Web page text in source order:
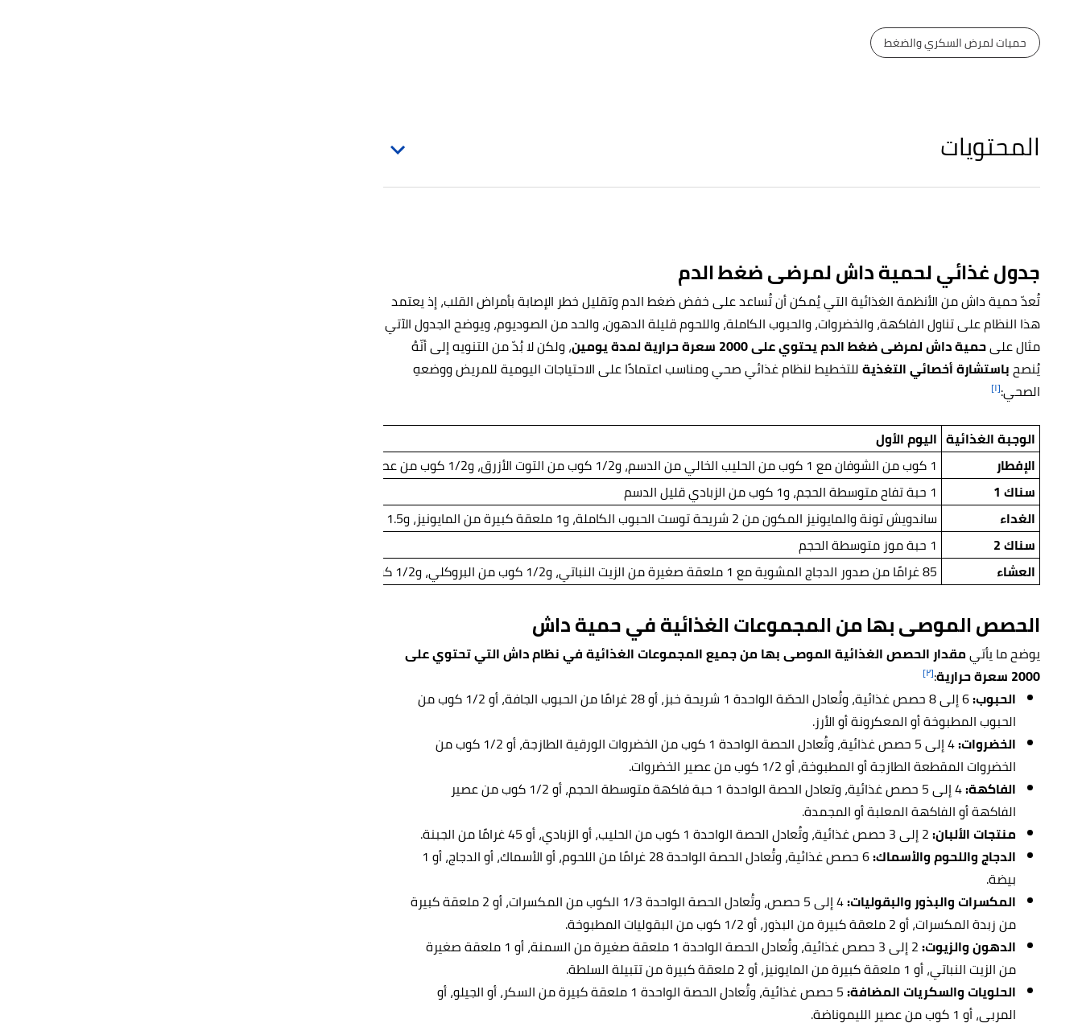
حميات لمرض السكري والضغط
المحتويات
جدول غذائي لحمية داش لمرضى ضغط الدم
تُعدّ حمية داش من الأنظمة الغذائية التي يُمكن أن تُساعد على خفض ضغط الدم وتقليل خطر الإصابة بأمراض القلب، إذ يعتمد
هذا النظام على تناول الفاكهة، والخضروات، والحبوب الكاملة، واللحوم قليلة الدهون، والحد من الصوديوم، ويوضح الجدول الآتي
مثال علىحمية داش لمرضى ضغط الدم يحتوي على 2000 سعرة حرارية لمدة يومين
، ولكن لا بُدّ من التنويه إلى أنّهُ
يُنصحباستشارة أخصائي التغذيةللتخطيط لنظام غذائي صحي ومناسب اعتمادًا على الاحتياجات اليومية للمريض ووضعهِ
الصحي:[١]
الوجبة الغذائية اليوم الأول
الإفطار
1 كوب من الشوفان مع 1 كوب من الحليب الخالي من الدسم، و1/2 كوب من التوت الأزرق، و1/2 كوب من عصير البرتقال
سناك 1
1 حبة تفاح متوسطة الحجم، و1 كوب من الزبادي قليل الدسم
الغداء
ساندويش تونة والمايونيز المكون من 2 شريحة توست الحبوب الكاملة، و1 ملعقة كبيرة من المايونيز، و1.5 كوب من سلطة الخضروات الخضراء، و80 غرامًا من التونة المعلبة
سناك 2
1 حبة موز متوسطة الحجم
العشاء
85 غرامًا من صدور الدجاج المشوية مع 1 ملعقة صغيرة من الزيت النباتي، و1/2 كوب من البروكلي، و1/2 كوب من الجزر، و1 كوب من الأرز البني المطهو
الحصص الموصى بها من المجموعات الغذائية في حمية داش
يوضح ما يأتيمقدار الحصص الغذائية الموصى بها من جميع المجموعات الغذائية في نظام داش التي تحتوي على
2000 سعرة حرارية
:[٢]
الحبوب:
6 إلى 8 حصص غذائية، وتُعادل الحصّة الواحدة 1 شريحة خبز، أو 28 غرامًا من الحبوب الجافة، أو 1/2 كوب من
الحبوب المطبوخة أو المعكرونة أو الأرز.
الخضروات:
4 إلى 5 حصص غذائية، وتُعادل الحصة الواحدة 1 كوب من الخضروات الورقية الطازجة، أو 1/2 كوب من
الخضروات المقطعة الطازجة أو المطبوخة، أو 1/2 كوب من عصير الخضروات.
الفاكهة:
4 إلى 5 حصص غذائية، وتعادل الحصة الواحدة 1 حبة فاكهة متوسطة الحجم، أو 1/2 كوب من عصير
الفاكهة أو الفاكهة المعلبة أو المجمدة.
منتجات الألبان:
الدجاج واللحوم والأسماك:
6 حصص غذائية، وتُعادل الحصة الواحدة 28 غرامًا من اللحوم، أو الأسماك، أو الدجاج، أو 1
بيضة.
المكسرات والبذور والبقوليات:
4 إلى 5 حصص، وتُعادل الحصة الواحدة 1/3 الكوب من المكسرات، أو 2 ملعقة كبيرة
من زبدة المكسرات، أو 2 ملعقة كبيرة من البذور، أو 1/2 كوب من البقوليات المطبوخة.
الدهون والزيوت:
2 إلى 3 حصص غذائية، وتُعادل الحصة الواحدة 1 ملعقة صغيرة من السمنة، أو 1 ملعقة صغيرة
من الزيت النباتي، أو 1 ملعقة كبيرة من المايونيز، أو 2 ملعقة كبيرة من تتبيلة السلطة.
الحلويات والسكريات المضافة:
5 حصص غذائية، وتُعادل الحصة الواحدة 1 ملعقة كبيرة من السكر، أو الجيلو، أو
المربى، أو 1 كوب من عصير الليموناضة.